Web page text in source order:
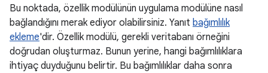
Bu noktada, özellik modülünün uygulama modülüne nasıl
bağlandığını merak ediyor olabilirsiniz. Yanıt bağımlılık
ekleme'dir. Özellik modülü, gerekli veritabanı örneğini
doğrudan oluşturmaz. Bunun yerine, hangi bağımlılıklara
ihtiyaç duyduğunu belirtir. Bu bağımlılıklar daha sonra